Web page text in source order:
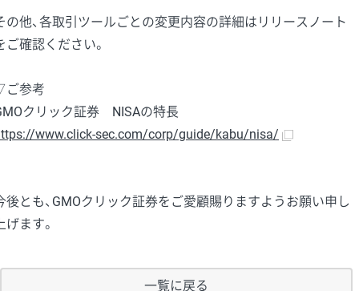
の他、各取引ツールごとの変更内容の詳細はリリースノート
ご確認ください。
参考
クリック証券 NISAの特長
www.click-sec.com/corp/guide/kabu/nisa/
後とも、GMOクリック証券をご愛顧賜りますようお願い申し
げます。
一覧に戻る